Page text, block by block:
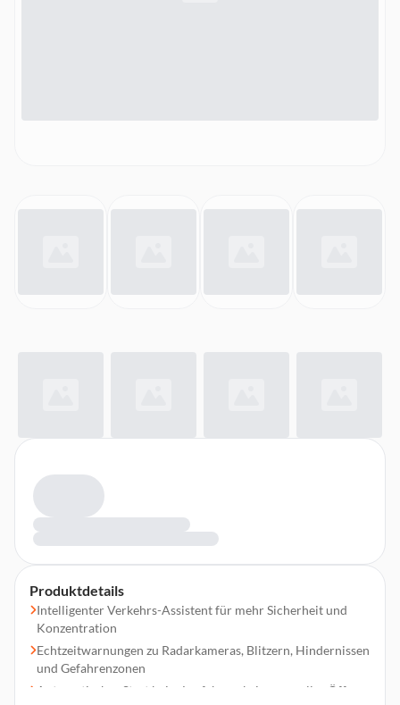
Produktdetails
Intelligenter Verkehrs-Assistent für mehr Sicherheit und
Konzentration
Echtzeitwarnungen zu Radarkameras, Blitzern, Hindernissen
und Gefahrenzonen
Automatischer Start beim Losfahren, kein manuelles Öffnen